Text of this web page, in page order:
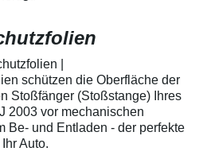
und
der Folie beträgt
wertvollen
durch
Ringe in den
Vinylfolie mit
gegen
geeignet zum
mechanische
zum Schutz von
|
schützen die Oberfläche der
Stoßfänger (Stoßstange) Ihres
2003 vor mechanischen
Be- und Entladen - der perfekte
Auto.